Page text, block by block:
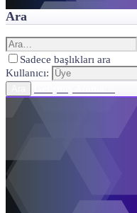
Ara
Sadece başlıkları ara
Kullanıcı:
Giriş yap
Kayıt ol